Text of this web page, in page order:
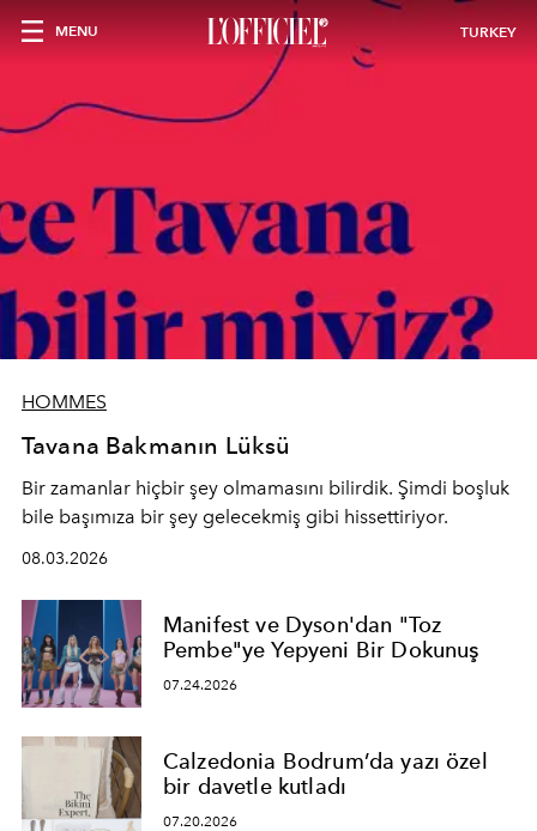
MENU TURKEY
HOMMES
Tavana Bakmanın Lüksü
Bir zamanlar hiçbir şey olmamasını bilirdik. Şimdi boşluk
bile başımıza bir şey gelecekmiş gibi hissettiriyor.
08.03.2026
Manifest ve Dyson'dan "Toz
Pembe"ye Yepyeni Bir Dokunuş
07.24.2026
Calzedonia Bodrum’da yazı özel
bir davetle kutladı
07.20.2026